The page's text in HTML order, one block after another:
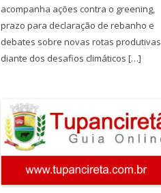
acompanha ações contra o greening,
prazo para declaração de rebanho e
debates sobre novas rotas produtivas
diante dos desafios climáticos […]